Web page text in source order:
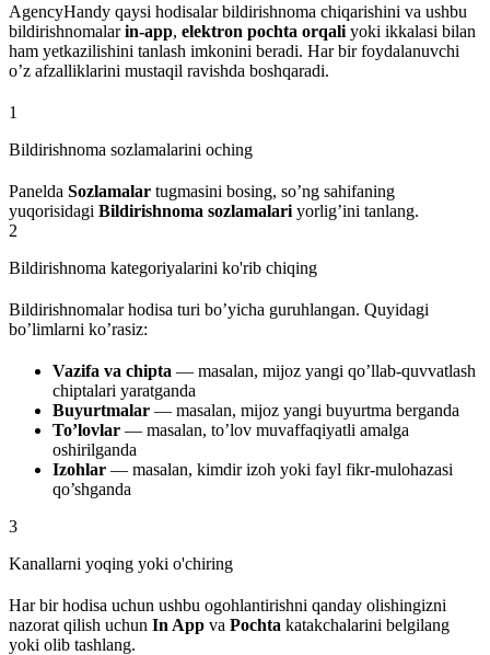
AgencyHandy qaysi hodisalar bildirishnoma chiqarishini va ushbu
bildirishnomalarin-app, elektron pochta orqali yoki ikkalasi bilan
ham yetkazilishini tanlash imkonini beradi. Har bir foydalanuvchi
o’z afzalliklarini mustaqil ravishda boshqaradi.
1
Bildirishnoma sozlamalarini oching
Panelda Sozlamalar tugmasini bosing, so’ng sahifaning
yuqorisidagi Bildirishnoma sozlamalari yorlig’ini tanlang.
2
Bildirishnoma kategoriyalarini ko'rib chiqing
Bildirishnomalar hodisa turi bo’yicha guruhlangan. Quyidagi
bo’limlarni ko’rasiz:
Vazifa va chipta — masalan, mijoz yangi qo’llab-quvvatlash
chiptalari yaratganda
Buyurtmalar — masalan, mijoz yangi buyurtma berganda
To’lovlar — masalan, to’lov muvaffaqiyatli amalga
oshirilganda
Izohlar — masalan, kimdir izoh yoki fayl fikr-mulohazasi
qo’shganda
3
Kanallarni yoqing yoki o'chiring
Har bir hodisa uchun ushbu ogohlantirishni qanday olishingizni
nazorat qilish uchun In App va Pochta katakchalarini belgilang
yoki olib tashlang.